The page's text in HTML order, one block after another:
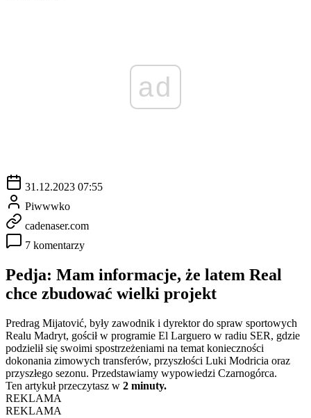
ad
31.12.2023 07:55
Piwwwko
cadenaser.com
7 komentarzy
Pedja: Mam informacje, że latem Real
chce zbudować wielki projekt
Predrag Mijatović, były zawodnik i dyrektor do spraw sportowych
Realu Madryt, gościł w programie El Larguero w radiu SER, gdzie
podzielił się swoimi spostrzeżeniami na temat konieczności
dokonania zimowych transferów, przyszłości Luki Modricia oraz
przyszłego sezonu. Przedstawiamy wypowiedzi Czarnogórca.
Ten artykuł przeczytasz w 2 minuty.
REKLAMA
REKLAMA